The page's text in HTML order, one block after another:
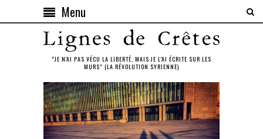
Menu
"JE N'AI PAS VÉCU LA LIBERTÉ, MAIS JE L'AI ÉCRITE SUR LES
MURS" (LA RÉVOLUTION SYRIENNE)